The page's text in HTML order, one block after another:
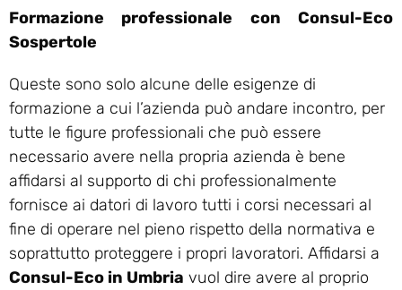
Formazione professionale con Consul-Eco
Sospertole
Queste sono solo alcune delle esigenze di
formazione a cui l’azienda può andare incontro, per
tutte le figure professionali che può essere
necessario avere nella propria azienda è bene
affidarsi al supporto di chi professionalmente
fornisce ai datori di lavoro tutti i corsi necessari al
fine di operare nel pieno rispetto della normativa e
soprattutto proteggere i propri lavoratori. Affidarsi a
Consul-Eco in Umbria vuol dire avere al proprio